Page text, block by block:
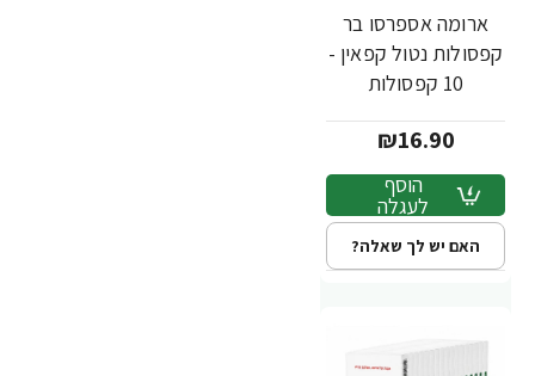
חדש
ארומה אספרסו בר
קפסולות נטול קפאין -
10 קפסולות
₪16.90
הוסף
לעגלה
האם יש לך שאלה?